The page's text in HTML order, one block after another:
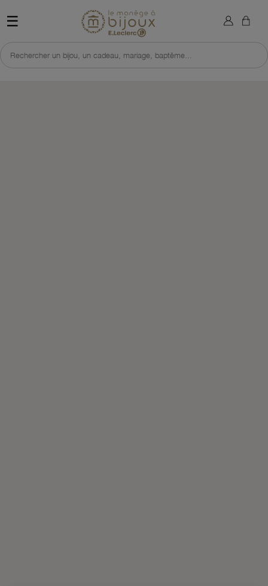
☰ Retour à l'accueil du site
Rechercher un bijou, un cadeau, mariage, baptême...
×